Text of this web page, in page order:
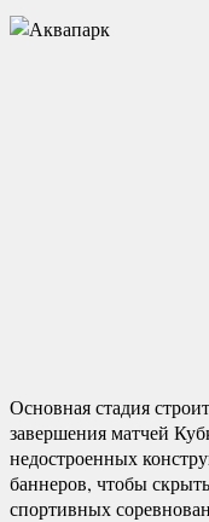
Основная стадия
завершения матчей
недостроенных
баннеров, чтобы
спортивных